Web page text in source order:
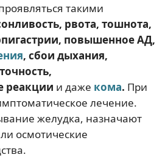
такими
рвота, тошнота,
повышенное АД,
, сбои дыхания,
реакции и даже кома. При
лечение.
желудка, назначают
осмотические